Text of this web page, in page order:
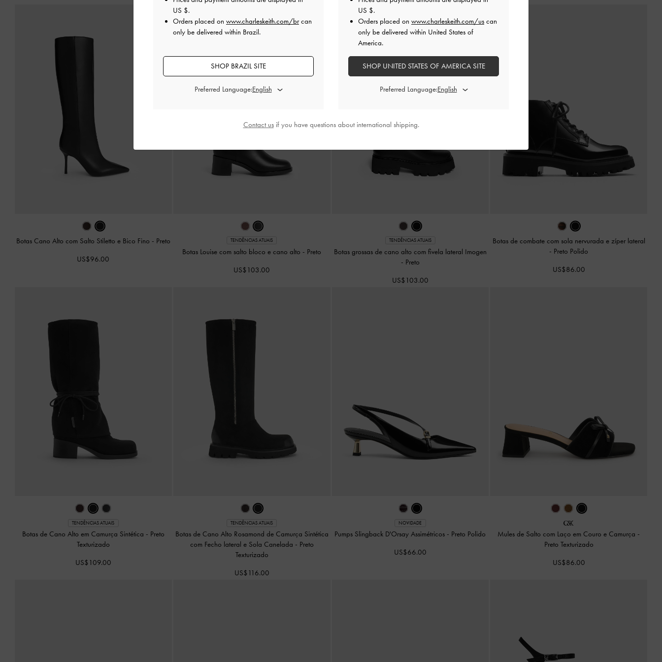
Botas Cano Alto com Salto Stiletto e Bico Fino - Preto
US$96.00
TENDÊNCIAS ATUAIS
Botas Louise com salto bloco e cano alto - Preto
US$103.00
TENDÊNCIAS ATUAIS
Botas grossas de cano alto com fivela lateral Imogen
- Preto
US$103.00
Botas de combate com sola nervurada e zíper lateral
- Preto Polido
US$86.00
TENDÊNCIAS ATUAIS
Botas de Cano Alto em Camurça Sintética - Preto
Texturizado
US$109.00
TENDÊNCIAS ATUAIS
Botas de Cano Alto Rosamond de Camurça Sintética
com Fecho lateral e Sola Canelada - Preto
Texturizado
US$116.00
NOVIDADE
Pumps Slingback D'Orsay Assimétricos - Preto Polido
US$66.00
Mules de Salto com Laço em Couro e Camurça -
Preto Texturizado
US$86.00
US $.
Orders placed on www.charleskeith.com/brcan
only be delivered within Brazil.
SHOP BRAZIL SITE
Preferred Language:
US $.
Orders placed on www.charleskeith.com/us can
only be delivered within United States of
America.
SHOP UNITED STATES OF AMERICA SITE
Preferred Language:
Contact usif you have questions about international shipping.